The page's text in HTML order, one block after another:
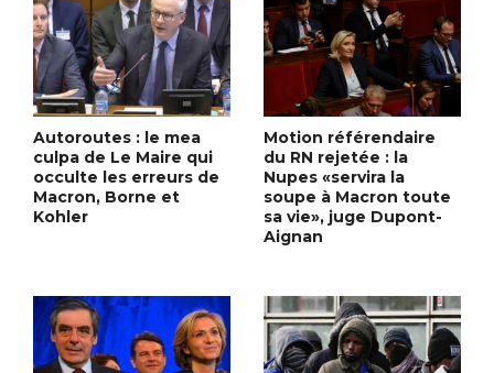
Autoroutes : le mea
culpa de Le Maire qui
occulte les erreurs de
Macron, Borne et
Kohler
Motion référendaire
du RN rejetée : la
Nupes «servira la
soupe à Macron toute
sa vie», juge Dupont-
Aignan